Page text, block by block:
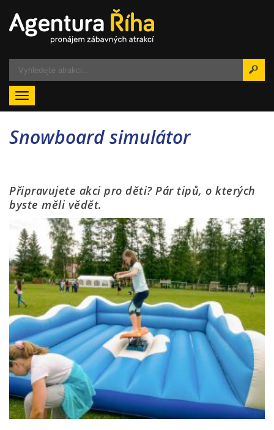
Menu
Snowboard simulátor
Připravujete akci pro děti? Pár tipů, o kterých
byste měli vědět.